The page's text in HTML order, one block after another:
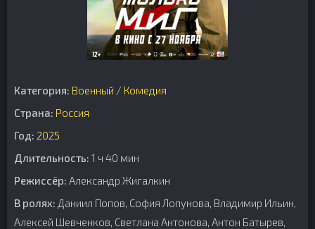
Категория: Военный / Комедия
Страна: Россия
Год: 2025
Длительность: 1 ч 40 мин
Режиссёр: Александр Жигалкин
В ролях: Даниил Попов, София Лопунова, Владимир Ильин,
Алексей Шевченков, Светлана Антонова, Антон Батырев,